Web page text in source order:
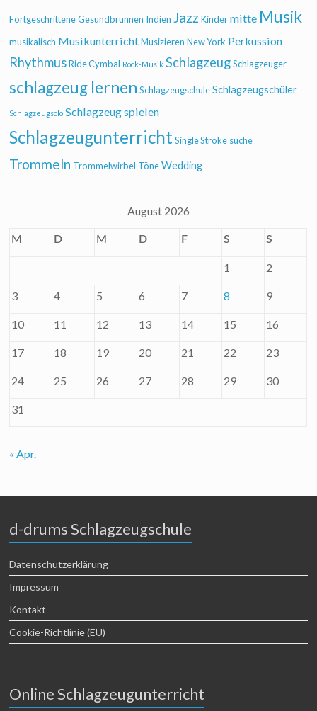
Fortgeschrittene Gesundbrunnen Indien Jazz Kinder mitte Musik
musikalisch Musikunterricht Musizieren New York Perkussion
Rhythmus Ride Cymbal Rock-Musik Schlagzeug Schlagzeuger
schlagzeug lernen Schlagzeugschule Schlagzeugschüler
Schlagzeugsolo Schlagzeug spielen
Schlagzeugunterricht Single Stroke suche
Trommeln Trommelwirbel Töne Wedding
August 2026
M D M D F S S
1 2
3 4 5 6 7 8 9
10 11 12 13 14 15 16
17 18 19 20 21 22 23
24 25 26 27 28 29 30
31
« Apr.
d-drums Schlagzeugschule
Datenschutzerklärung
Impressum
Kontakt
Cookie-Richtlinie (EU)
Online Schlagzeugunterricht